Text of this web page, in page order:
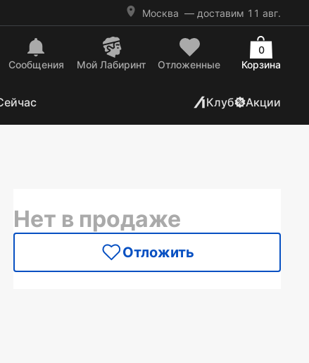
Москва — доставим 11 авг.
Сообщения Mой Лабиринт Отложенные Корзина
0
Клуб Акции
Нет в продаже
Отложить